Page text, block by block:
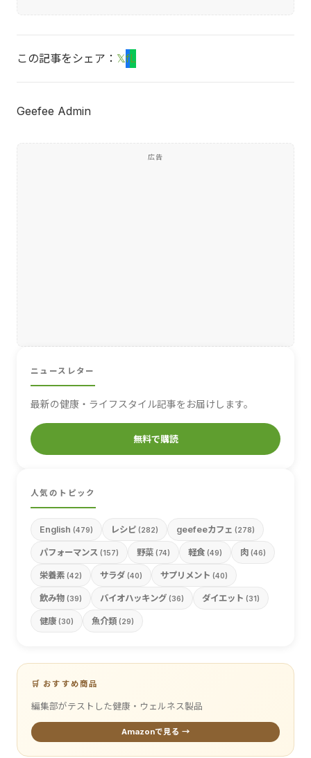
この記事をシェア： 𝕏fL
Geefee Admin
広告
ニュースレター
最新の健康・ライフスタイル記事をお届けします。
無料で購読
人気のトピック
English (479) レシピ (282) geefeeカフェ (278)
パフォーマンス (157) 野菜 (74) 軽食 (49) 肉 (46)
栄養素 (42) サラダ (40) サプリメント (40)
飲み物 (39) バイオハッキング (36) ダイエット (31)
健康 (30) 魚介類 (29)
🛒 おすすめ商品
編集部がテストした健康・ウェルネス製品
Amazonで見る →